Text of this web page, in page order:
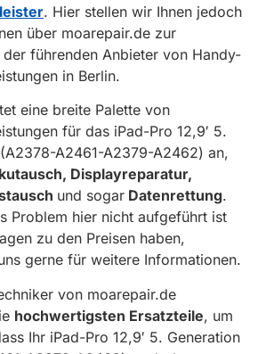
. Hier stellen wir Ihnen jedoch
über moarepair.de zur
führenden Anbieter von Handy-
in Berlin.
eine breite Palette von
für das iPad-Pro 12,9′ 5.
A2461-A2379-A2462) an,
Displayreparatur,
und sogar Datenrettung.
Problem hier nicht aufgeführt ist
zu den Preisen haben,
gerne für weitere Informationen.
von moarepair.de
hochwertigsten Ersatzteile, um
Ihr iPad-Pro 12,9′ 5. Generation